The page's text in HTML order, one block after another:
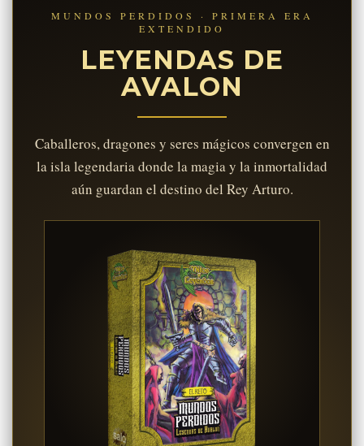
MUNDOS PERDIDOS · PRIMERA ERA
EXTENDIDO
LEYENDAS DE
AVALON
Caballeros, dragones y seres mágicos convergen en
la isla legendaria donde la magia y la inmortalidad
aún guardan el destino del Rey Arturo.